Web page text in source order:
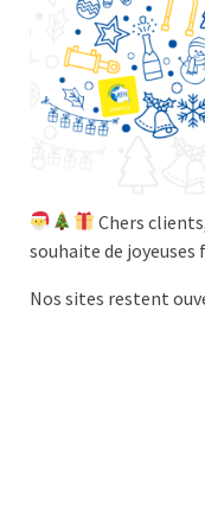
Chers
souhaite de joyeuses
Nos sites restent